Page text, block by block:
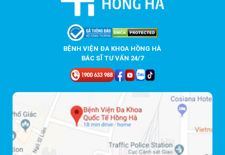
BỆNH VIỆN ĐA KHOA HỒNG HÀ
BÁC SĨ TƯ VẤN 24/7